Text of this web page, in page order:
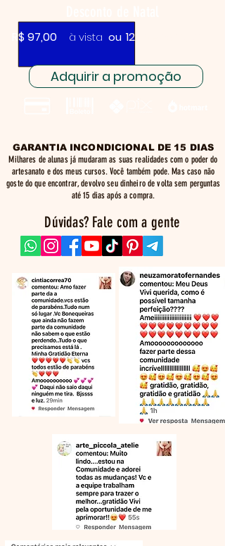
R$ 97,00 12x de R$ 10,03
à vista ou
Adquirir a promoção
GARANTIA INCONDICIONAL DE 15 DIAS
Milhares de alunas já mudaram as suas realidades com o poder do
artesanato e dos meus cursos. Você também pode. Mas caso não
goste do que encontrar, devolvo seu dinheiro de volta sem perguntas
até 15 dias após a compra.
Dúvidas? Fale com a gente